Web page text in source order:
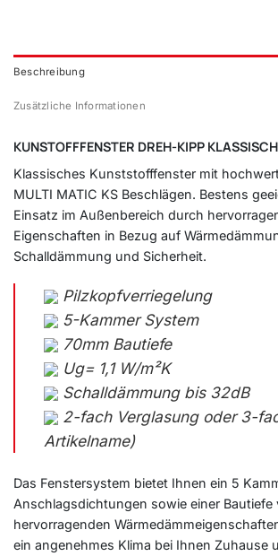
Beschreibung
Zusätzliche Informationen
KUNSTOFFFENSTER DREH-KIPP KLASSISCH
Klassisches Kunststofffenster mit
MULTI MATIC KS Beschlägen. Bestens
Einsatz im Außenbereich durch
Eigenschaften in Bezug auf
Schalldämmung und Sicherheit.
Pilzkopfverriegelung
5-Kammer System
70mm Bautiefe
Ug= 1,1 W/m²K
Schalldämmung bis 32dB
2-fach Verglasung oder 3-
Artikelname)
Das Fenstersystem bietet Ihnen ein 5
Anschlagsdichtungen sowie einer Bautiefe
hervorragenden
ein angenehmes Klima bei Ihnen Zuhause